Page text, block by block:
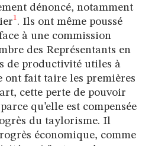
dénoncé, notamment
1. Ils ont même poussé
à une commission
des Représentants en
de productivité utiles à
ont fait taire les premières
cette perte de pouvoir
qu’elle est compensée
du taylorisme. Il
économique, comme